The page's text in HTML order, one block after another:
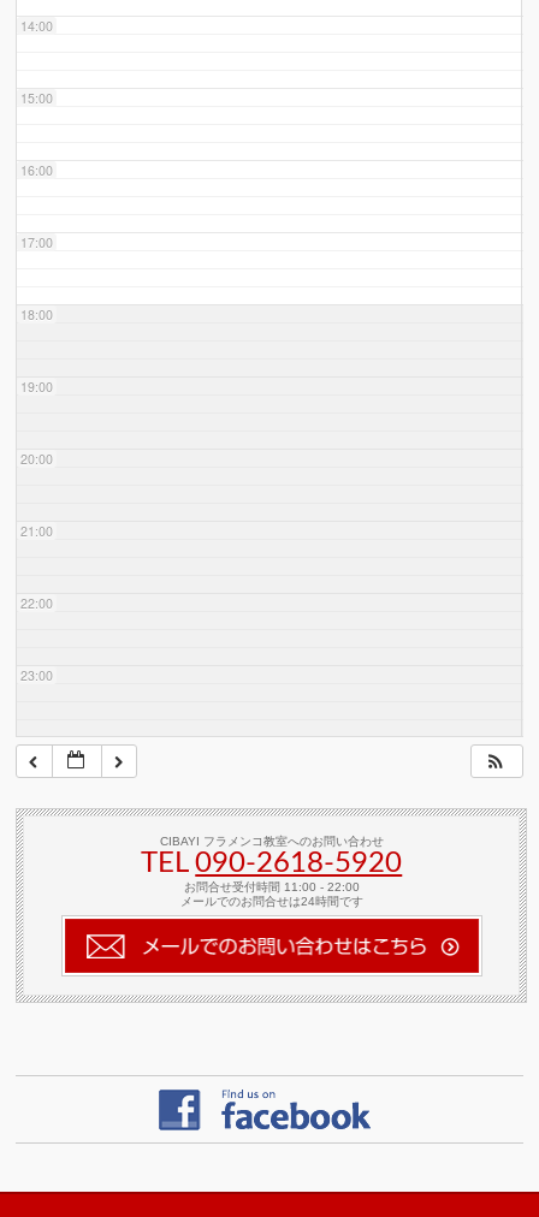
14:00
15:00
16:00
17:00
18:00
19:00
20:00
21:00
22:00
23:00
CIBAYI フラメンコ教室へのお問い合わせ
TEL090-2618‐5920
お問合せ受付時間 11:00 - 22:00
メールでのお問合せは24時間です